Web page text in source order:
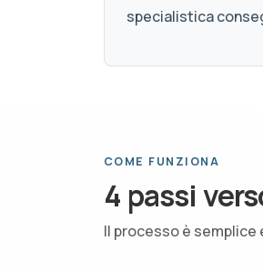
specialistica
COME FUNZIONA
4 passi
Il processo è